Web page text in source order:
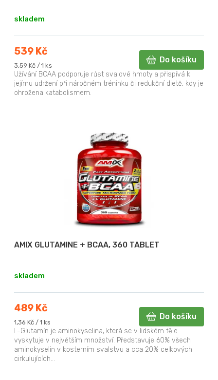
skladem
539 Kč
Měrná
cena:
3,59 Kč / 1 ks
Do košíku
Užívání BCAA podporuje růst svalové hmoty a přispívá k
jejímu udržení při náročném tréninku či redukční dietě, kdy je
ohrožena katabolismem.
AMIX GLUTAMINE + BCAA, 360 TABLET
skladem
489 Kč
Měrná
cena:
1,36 Kč / 1 ks
Do košíku
L-Glutamín je aminokyselina, která se v lidském těle
vyskytuje v největším množství. Představuje 60% všech
aminokyselin v kosterním svalstvu a cca 20% celkových
cirkulujících...